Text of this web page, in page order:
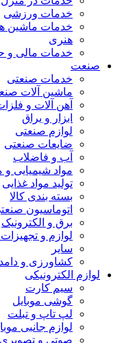
خدمات ورزشی
خدمات ماشین های
هنری
خدمات مالی و
صنعت
خدمات صنعتی
ماشین آلات صنعتی
آهن آلات و فلزات
ابزار و یراق
لوازم صنعتی
ضایعات صنعتی
آب و فاضلاب
مواد شیمیایی و
تولید مواد غذایی
بسته بندی کالا
اتوماسیون صنعتی
برق و الکترونیک
لوازم و تجهیزات
سایر
کشاورزی و دامداری
لوازم الکترونیکی
سیم کارت
گوشی موبایل
لپ تاپ و تبلت
لوازم جانبی موبایل
صوتی و تصویری